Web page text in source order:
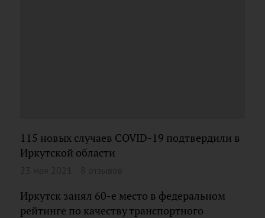
115 новых случаев COVID-19 подтвердили в
Иркутской области
Иркутск занял 60-е место в федеральном
рейтинге по качеству транспортного